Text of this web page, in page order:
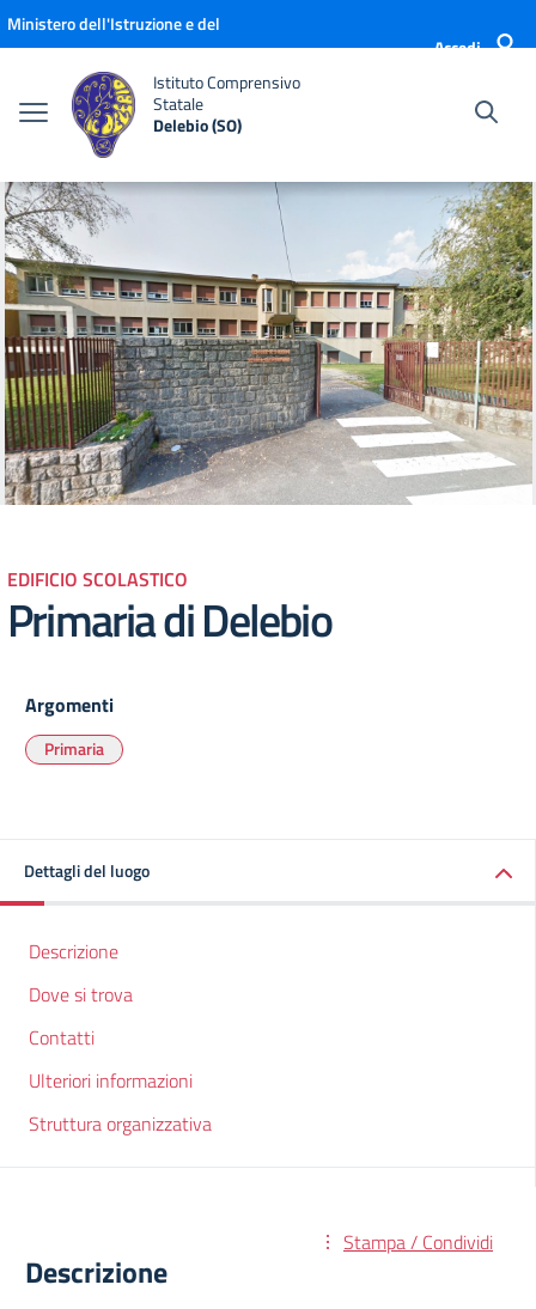
Vai ai contenuti
Vai al menu di navigazione
Vai al footer
Ministero dell'Istruzione e del
Accedi
Istituto Comprensivo
Statale
Delebio (SO)
EDIFICIO SCOLASTICO
Primaria di Delebio
Argomenti
Primaria
Dettagli del luogo
Descrizione
Dove si trova
Contatti
Ulteriori informazioni
Struttura organizzativa
Stampa / Condividi
Descrizione